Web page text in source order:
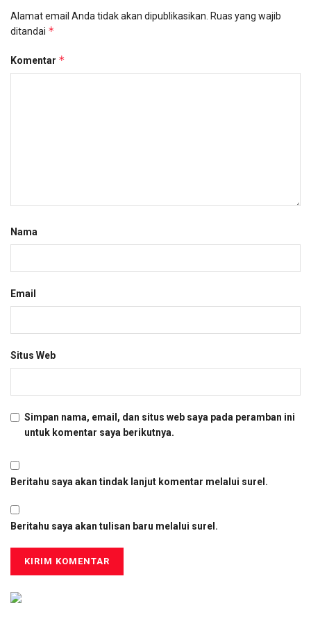
Alamat email Anda tidak akan dipublikasikan. Ruas yang wajib
ditandai *
Komentar *
Nama
Email
Situs Web
Simpan nama, email, dan situs web saya pada peramban ini
untuk komentar saya berikutnya.
Beritahu saya akan tindak lanjut komentar melalui surel.
Beritahu saya akan tulisan baru melalui surel.